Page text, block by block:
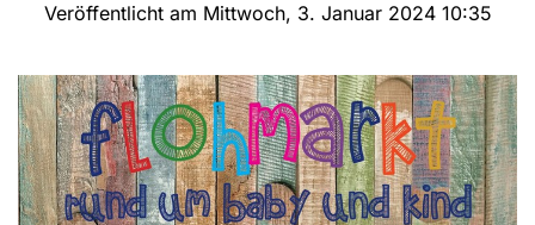
Veröffentlicht am Mittwoch, 3. Januar 2024 10:35